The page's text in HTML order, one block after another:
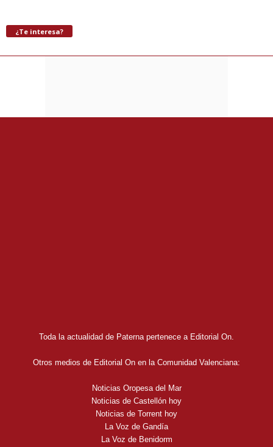
¿Te interesa?
Toda la actualidad de Paterna pertenece a Editorial On.
Otros medios de Editorial On en la Comunidad Valenciana:
Noticias Oropesa del Mar
Noticias de Castellón hoy
Noticias de Torrent hoy
La Voz de Gandía
La Voz de Benidorm